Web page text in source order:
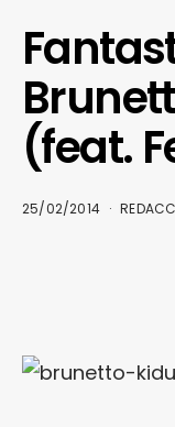
(feat.
25/02/2014